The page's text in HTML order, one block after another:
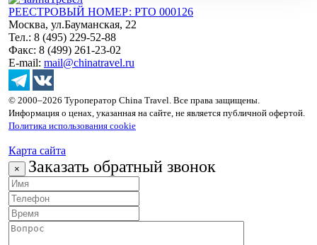
РЕЕСТРОВЫЙ НОМЕР: РТО 000126
Москва, ул.Бауманская, 22
Тел.: 8 (495) 229-52-88
Факс: 8 (499) 261-23-02
E-mail: mail@chinatravel.ru
© 2000–2026 Туроператор China Travel. Все права защищены.
Информация о ценах, указанная на сайте, не является публичной офертой.
Политика использования cookie
Карта сайта
× Заказать обратный звонок